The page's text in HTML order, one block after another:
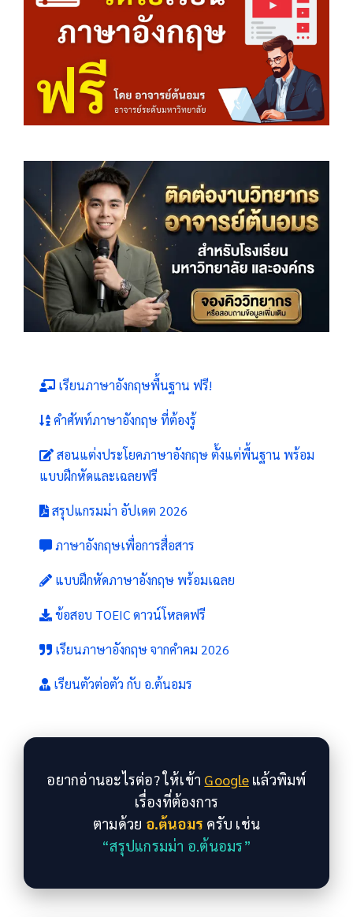
เรียนภาษาอังกฤษพื้นฐาน ฟรี!
คำศัพท์ภาษาอังกฤษ ที่ต้องรู้
สอนแต่งประโยคภาษาอังกฤษ ตั้งแต่พื้นฐาน พร้อม
แบบฝึกหัดและเฉลยฟรี
สรุปแกรมม่า อัปเดต 2026
ภาษาอังกฤษเพื่อการสื่อสาร
แบบฝึกหัดภาษาอังกฤษ พร้อมเฉลย
ข้อสอบ TOEIC ดาวน์โหลดฟรี
เรียนภาษาอังกฤษ จากคำคม 2026
เรียนตัวต่อตัว กับ อ.ต้นอมร
อยากอ่านอะไรต่อ? ให้เข้า Googleแล้วพิมพ์
เรื่องที่ต้องการ
ตามด้วย อ.ต้นอมร ครับ เช่น
“สรุปแกรมม่า อ.ต้นอมร”